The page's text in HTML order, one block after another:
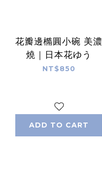
花瓣邊橢圓小碗 美濃
燒｜日本花ゆう
NT$850
ADD TO CART